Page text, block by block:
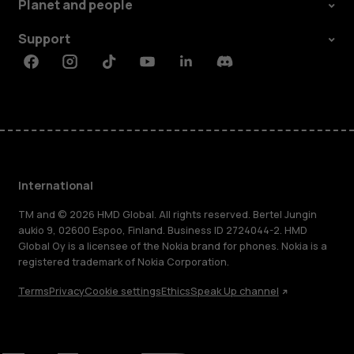
Planet and people
Support
FacebookInstagramTiktokYoutubeLinkedinDiscord
International
TM and © 2026 HMD Global. All rights reserved. Bertel Jungin
aukio 9, 02600 Espoo, Finland. Business ID 2724044-2. HMD
Global Oy is a licensee of the Nokia brand for phones. Nokia is a
registered trademark of Nokia Corporation.
TermsPrivacyCookie settingsEthicsSpeak Up channel